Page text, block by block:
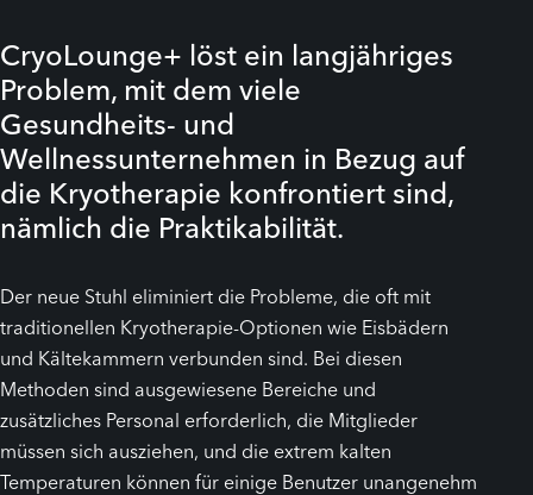
CryoLounge+ löst ein langjähriges
Problem, mit dem viele
Gesundheits- und
Wellnessunternehmen in Bezug auf
die Kryotherapie konfrontiert sind,
nämlich die Praktikabilität.
Der neue Stuhl eliminiert die Probleme, die oft mit
traditionellen Kryotherapie-Optionen wie Eisbädern
und Kältekammern verbunden sind. Bei diesen
Methoden sind ausgewiesene Bereiche und
zusätzliches Personal erforderlich, die Mitglieder
müssen sich ausziehen, und die extrem kalten
Temperaturen können für einige Benutzer unangenehm